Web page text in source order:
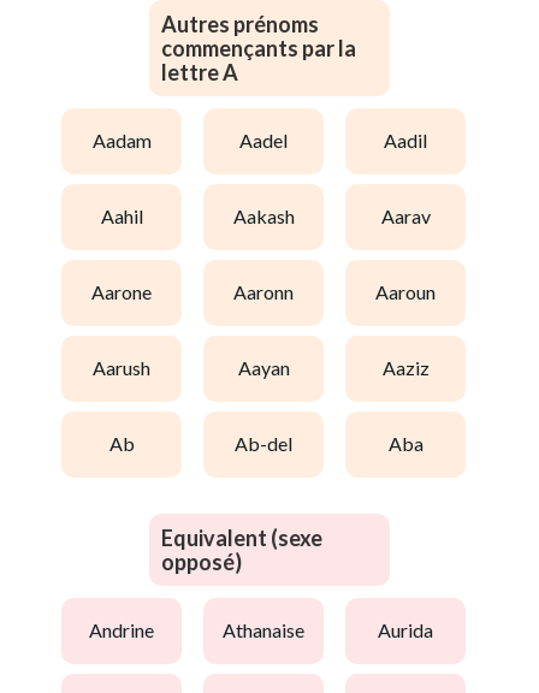
Autres prénoms
commençants par la
lettre A
aadam aadel aadil
aahil aakash aarav
aarone aaronn aaroun
aarush aayan aaziz
ab ab-del aba
Equivalent (sexe
opposé)
andrine athanaise aurida